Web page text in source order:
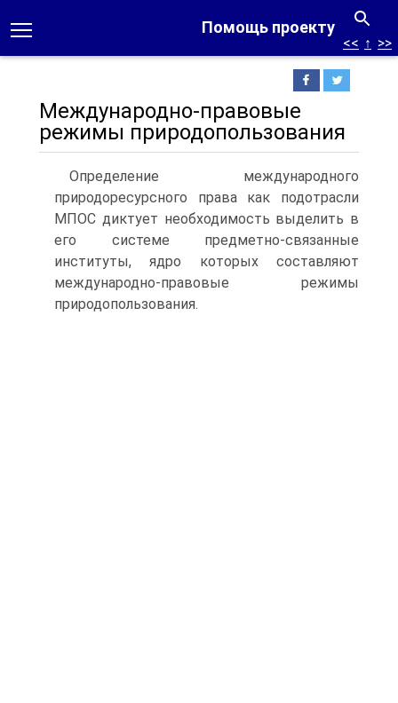
Помощь проекту
<< ↑ >>
Международно-правовые
режимы природопользования
Определение международного
природоресурсного права как подотрасли
МПОС диктует необходимость выделить в
его системе предметно-связанные
институты, ядро которых составляют
международно-правовые режимы
природопользования.